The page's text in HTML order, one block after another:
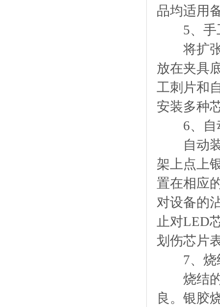
品均适用
5、手
将扩张
放在夹具
工刺片和
安装多种
6、自
自动装
架上点上
置在相应
对设备的
止对LED
划伤芯片
7、烧
烧结的
良。银胶